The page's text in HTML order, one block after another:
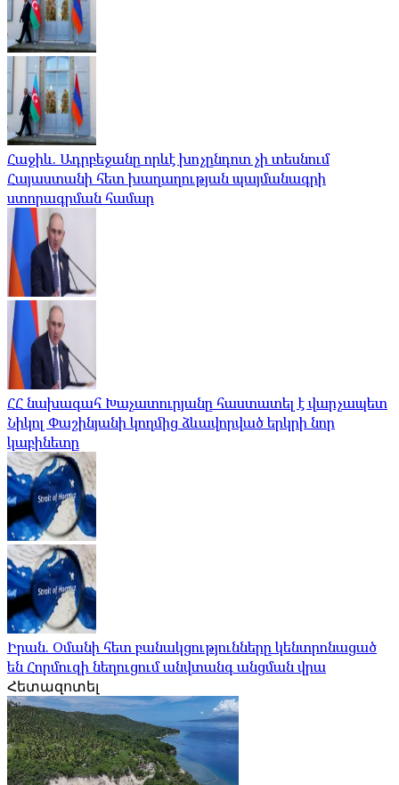
Հաջիև. Ադրբեջանը որևէ խոչընդոտ չի տեսնում
Հայաստանի հետ խաղաղության պայմանագրի
ստորագրման համար
ՀՀ նախագահ Խաչատուրյանը հաստատել է վարչապետ
Նիկոլ Փաշինյանի կողմից ձևավորված երկրի նոր
կաբինետը
Իրան. Օմանի հետ բանակցությունները կենտրոնացած
են Հորմուզի նեղուցում անվտանգ անցման վրա
Հետազոտել